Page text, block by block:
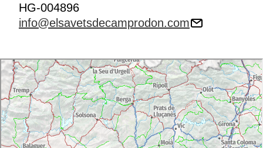
HG-004896
info@elsavetsdecamprodon.com